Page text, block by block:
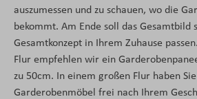
auszumessen und zu schauen, wo die
bekommt. Am Ende soll das Gesamtbild
Gesamtkonzept in Ihrem Zuhause
Flur empfehlen wir ein
zu 50cm. In einem großen Flur haben
Garderobenmöbel frei nach Ihrem